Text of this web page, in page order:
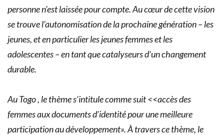
personne n’est laissée pour compte. Au cœur de cette vision
se trouve l’autonomisation de la prochaine génération – les
jeunes, et en particulier les jeunes femmes et les
adolescentes – en tant que catalyseurs d’un changement
durable.
Au Togo , le thème s’intitule comme suit <<accès des
femmes aux documents d’identité pour une meilleure
participation au développement». À travers ce thème, le